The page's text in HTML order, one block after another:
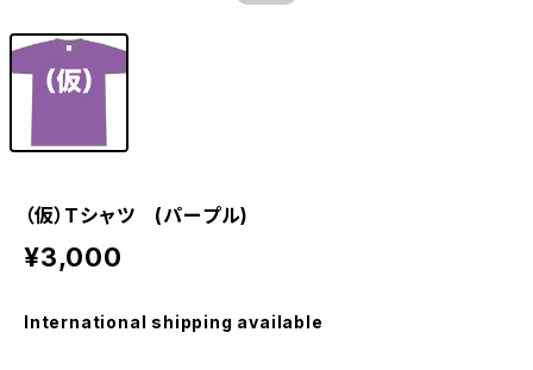
（仮）Tシャツ (パープル)
¥3,000
International shipping available